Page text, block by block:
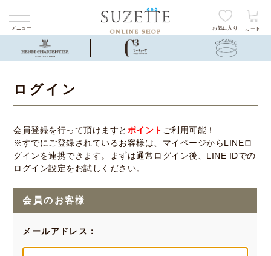
メニュー お気に入り カート
ログイン
会員登録を行って頂けますと ポイント ご利用可能！
※すでにご登録されているお客様は、マイページからLINEロ
グインを連携できます。まずは通常ログイン後、LINE IDでの
ログイン設定をお試しください。
会員のお客様
メールアドレス：